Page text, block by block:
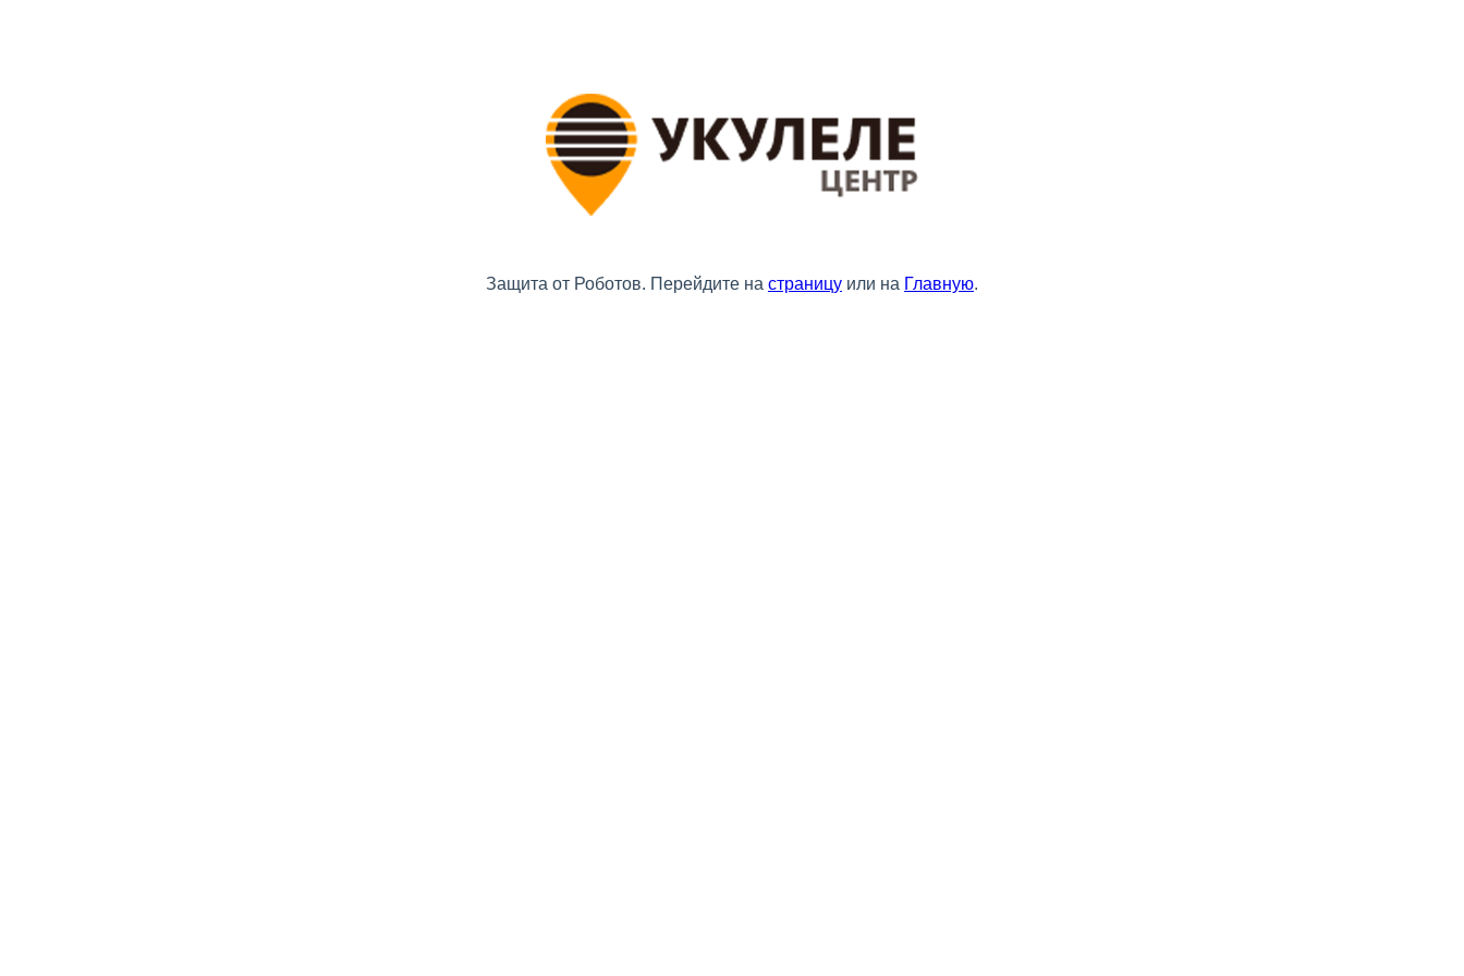
Защита от Роботов. Перейдите на страницу или на Главную.